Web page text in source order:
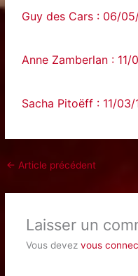
Guy des Cars : 06/
Anne Zamberlan :
Sacha Pitoëff : 11/
← Article précédent
Laisser un
Vous devez vous